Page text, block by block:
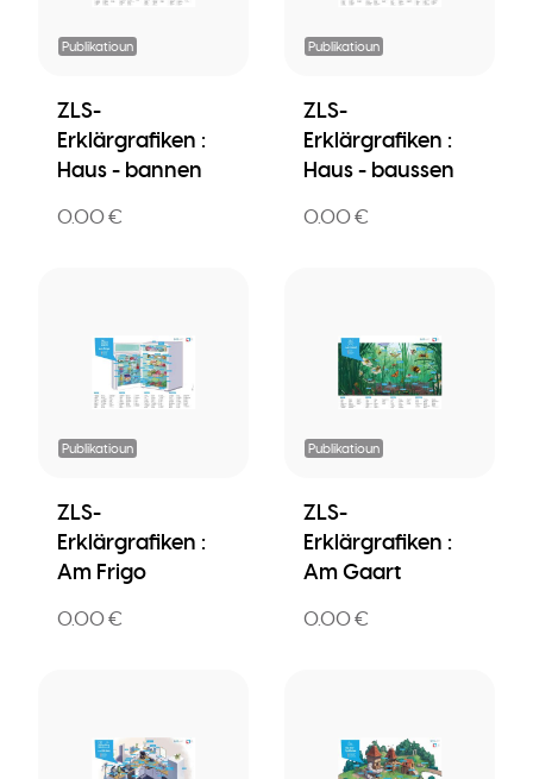
Publikatioun
ZLS-
Erklärgrafiken :
Haus - bannen
0.00 €
Publikatioun
ZLS-
Erklärgrafiken :
Haus - baussen
0.00 €
Publikatioun
ZLS-
Erklärgrafiken :
Am Frigo
0.00 €
Publikatioun
ZLS-
Erklärgrafiken :
Am Gaart
0.00 €